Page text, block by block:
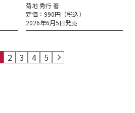
菊地 秀行 著
定価：990円（税込）
2026年6月5日発売
2 3 4 5 next